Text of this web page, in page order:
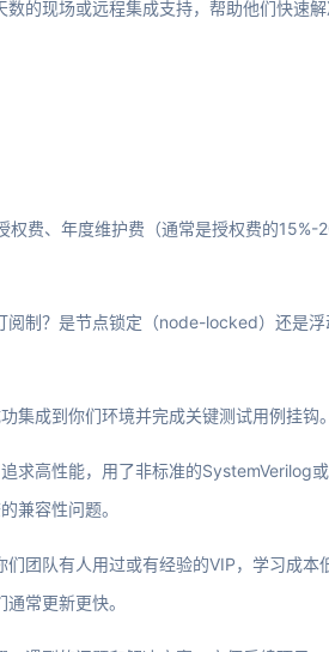
的现场或远程集成支持，帮助他们快速解
权费、年度维护费（通常是授权费的15%-
阅制？是节点锁定（node-locked）还是
集成到你们环境并完成关键测试用例挂钩
求高性能，用了非标准的SystemVerilog
兼容性问题。
团队有人用过或有经验的VIP，学习成
常更新更快。